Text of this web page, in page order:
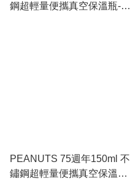
鋼超輕量便攜真空保溫瓶-
PEANUTS 75週年150ml 不
鏽鋼超輕量便攜真空保溫瓶 -